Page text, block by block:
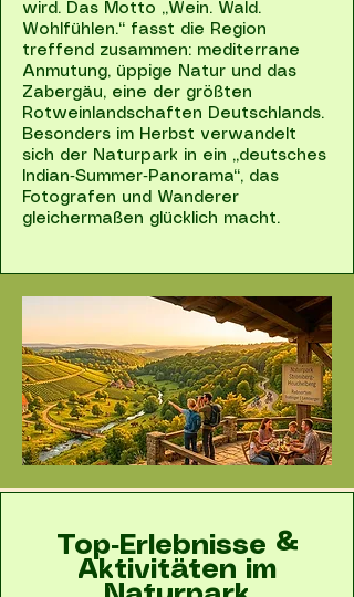
wird. Das Motto „Wein. Wald.
Wohlfühlen.“ fasst die Region
treffend zusammen: mediterrane
Anmutung, üppige Natur und das
Zabergäu, eine der größten
Rotweinlandschaften Deutschlands.
Besonders im Herbst verwandelt
sich der Naturpark in ein „deutsches
Indian‑Summer‑Panorama“, das
Fotografen und Wanderer
gleichermaßen glücklich macht.
Top‑Erlebnisse &
Aktivitäten im